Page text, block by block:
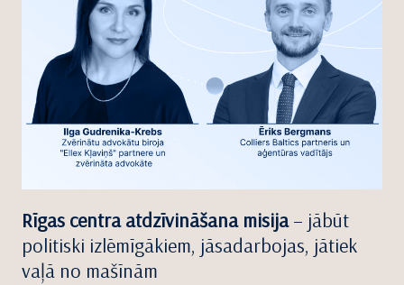
Rīgas centra atdzīvināšana misija– jābūt
politiski izlēmīgākiem, jāsadarbojas, jātiek
vaļā no mašīnām